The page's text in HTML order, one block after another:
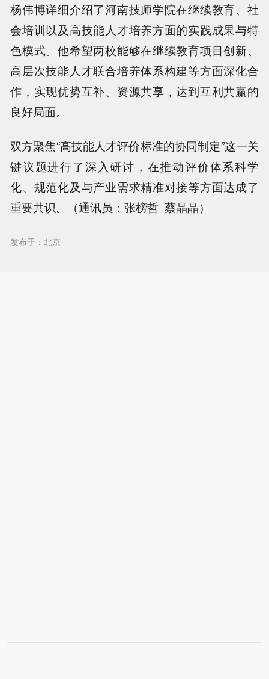
杨伟博详细介绍了河南技师学院在继续教育、社
会培训以及高技能人才培养方面的实践成果与特
色模式。他希望两校能够在继续教育项目创新、
高层次技能人才联合培养体系构建等方面深化合
作，实现优势互补、资源共享，达到互利共赢的
良好局面。
双方聚焦“高技能人才评价标准的协同制定”这一关
键议题进行了深入研讨，在推动评价体系科学
化、规范化及与产业需求精准对接等方面达成了
重要共识。（通讯员：张榜哲 蔡晶晶）
发布于：北京